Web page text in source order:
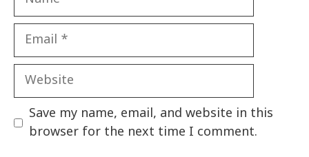
Email
Website
Save my name, email, and website in this
browser for the next time I comment.